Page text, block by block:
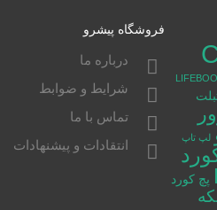
فروشگاه پیشرو
درباره ما
شرایط و ضوابط
تماس با ما
انتقادات و پیشنهادات
لپ تاپ
پچ کورد